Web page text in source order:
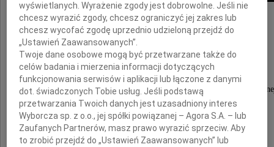
Róży Malczewskiej
Członkowi Zarządu
Stołecznego Przedsiębiorstwa Energetyki
oraz Jej
wyświetlanych. Wyrażenie zgody jest dobrowolne. Jeśli nie
chcesz wyrazić zgody, chcesz ograniczyć jej zakres lub
chcesz wycofać zgodę uprzednio udzieloną przejdź do
„Ustawień Zaawansowanych”.
Twoje dane osobowe mogą być przetwarzane także do
celów badania i mierzenia informacji dotyczących
funkcjonowania serwisów i aplikacji lub łączone z danymi
dot. świadczonych Tobie usług. Jeśli podstawą
przetwarzania Twoich danych jest uzasadniony interes
Wyborcza sp. z o.o., jej spółki powiązanej – Agora S.A. – lub
Zaufanych Partnerów, masz prawo wyrazić sprzeciw. Aby
to zrobić przejdź do „Ustawień Zaawansowanych” lub